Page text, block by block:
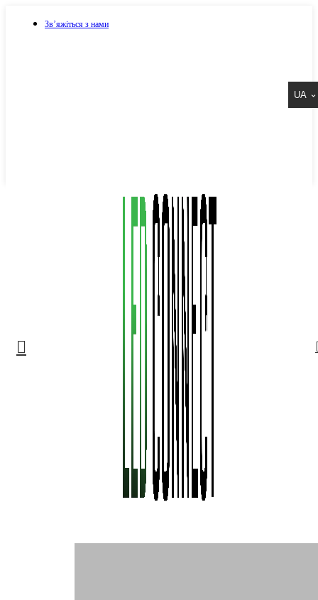
Зв’яжіться з нами
UA